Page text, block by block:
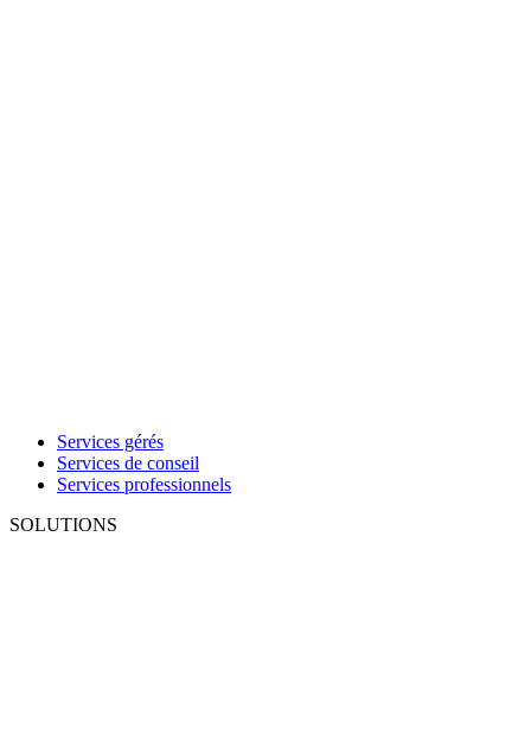
Services gérés
Services de conseil
Services professionnels
SOLUTIONS